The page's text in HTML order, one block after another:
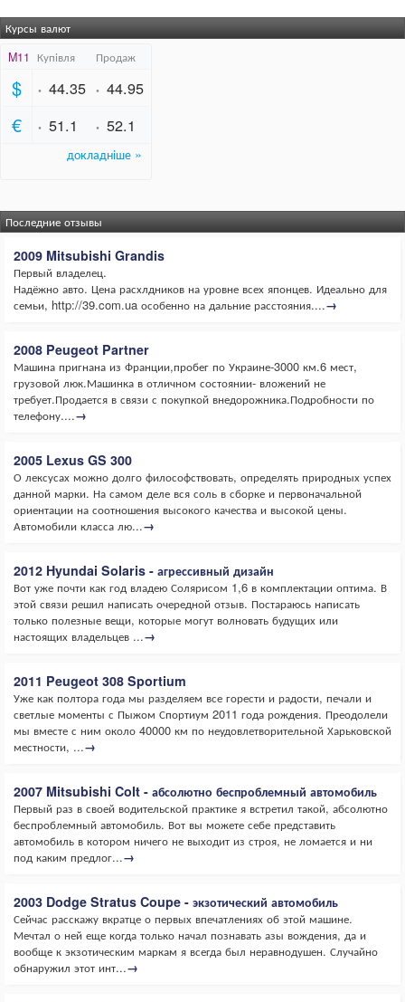
Курсы валют
Последние отзывы
2009 Mitsubishi Grandis
Первый владелец.
Надёжно авто. Цена расхлдников на уровне всех японцев. Идеально для
семьи, http://39.com.ua особенно на дальние расстояния....→
2008 Peugeot Partner
Машина пригнана из Франции,пробег по Украине-3000 км.6 мест,
грузовой люк.Машинка в отличном состоянии- вложений не
требует.Продается в связи с покупкой внедорожника.Подробности по
телефону....→
2005 Lexus GS 300
О лексусах можно долго философствовать, определять природных успех
данной марки. На самом деле вся соль в сборке и первоначальной
ориентации на соотношения высокого качества и высокой цены.
Автомобили класса лю...→
2012 Hyundai Solaris - агрессивный дизайн
Вот уже почти как год владею Солярисом 1,6 в комплектации оптима. В
этой связи решил написать очередной отзыв. Постараюсь написать
только полезные вещи, которые могут волновать будущих или
настоящих владельцев ...→
2011 Peugeot 308 Sportium
Уже как полтора года мы разделяем все горести и радости, печали и
светлые моменты с Пыжом Спортиум 2011 года рождения. Преодолели
мы вместе с ним около 40000 км по неудовлетворительной Харьковской
местности, ...→
2007 Mitsubishi Colt - абсолютно беспроблемный автомобиль
Первый раз в своей водительской практике я встретил такой, абсолютно
беспроблемный автомобиль. Вот вы можете себе представить
автомобиль в котором ничего не выходит из строя, не ломается и ни
под каким предлог...→
2003 Dodge Stratus Coupe - экзотический автомобиль
Сейчас расскажу вкратце о первых впечатлениях об этой машине.
Мечтал о ней еще когда только начал познавать азы вождения, да и
вообще к экзотическим маркам я всегда был неравнодушен. Случайно
обнаружил этот инт...→